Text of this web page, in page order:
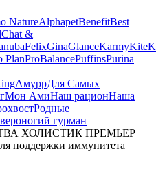
NatureAlphapetBenefitBest
Chat &
FelixGinaGlanceKarmy
PlanProBalancePuffinsPurina
АмуррДля Самых
Мон АмиНаш рационНаша
Родные
гурман
ХОЛИСТИК ПРЕМЬЕР
поддержки иммунитета